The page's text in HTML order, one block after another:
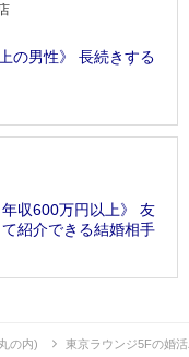
の男性》 長続きする
年収600万円以上》 友
紹介できる結婚相手
の内) 東京ラウンジ5Fの婚